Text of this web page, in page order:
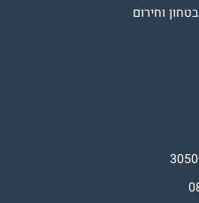
בטחון וחירום